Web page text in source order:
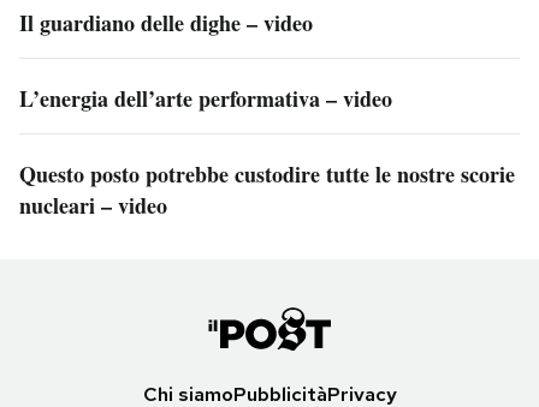
Il guardiano delle dighe – video
L’energia dell’arte performativa – video
Questo posto potrebbe custodire tutte le nostre scorie
nucleari – video
Chi siamoPubblicitàPrivacy